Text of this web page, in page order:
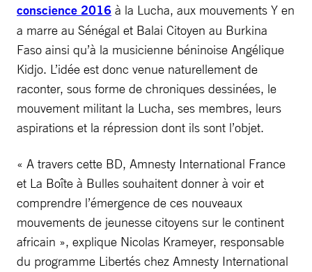
conscience 2016 à la Lucha, aux mouvements Y en
a marre au Sénégal et Balai Citoyen au Burkina
Faso ainsi qu’à la musicienne béninoise Angélique
Kidjo. L’idée est donc venue naturellement de
raconter, sous forme de chroniques dessinées, le
mouvement militant la Lucha, ses membres, leurs
aspirations et la répression dont ils sont l’objet.
« A travers cette BD, Amnesty International France
et La Boîte à Bulles souhaitent donner à voir et
comprendre l’émergence de ces nouveaux
mouvements de jeunesse citoyens sur le continent
africain », explique Nicolas Krameyer, responsable
du programme Libertés chez Amnesty International